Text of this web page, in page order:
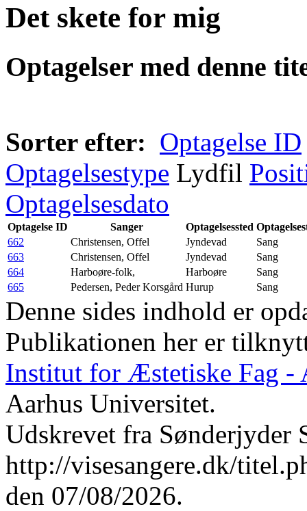
Det skete for mig
Optagelser med denne
Sorter efter: Optagelse ID
Optagelsestype Lydfil
Optagelsesdato
Optagelse ID Sanger Optagelsessted
662
Christensen, Offel Jyndevad
Sang
663
Christensen, Offel Jyndevad
Sang
664
Harboøre-folk, Harboøre
Sang
665
Pedersen, Peder Korsgård Hurup Sang
Denne sides indhold er
Publikationen her er
Institut for Æstetiske Fag -
Aarhus Universitet.
Udskrevet fra Sønderjyder
http://visesangere.dk/
den 07/08/2026.